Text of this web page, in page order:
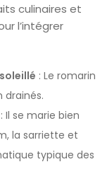
culinaires et
l’intégrer
: Le romarin
drainés.
: Il se marie bien
la sarriette et
typique des